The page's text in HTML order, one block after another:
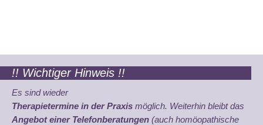
!! Wichtiger Hinweis !!
Es sind wieder
Therapietermine in der Praxis möglich. Weiterhin bleibt das
Angebot einer Telefonberatungen (auch homöopathische